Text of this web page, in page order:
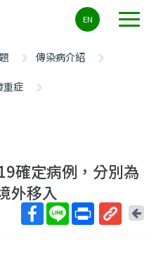
EN
傳染病介紹
重症
確定病例，分別為
外移入
回